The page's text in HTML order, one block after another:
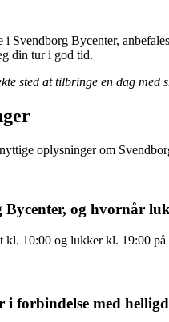
i Svendborg Bycenter,
din tur i god tid.
sted at tilbringe en dag
oplysninger om
og hvornår
kl. 10:00 og lukker kl. 19:00
forbindelse med